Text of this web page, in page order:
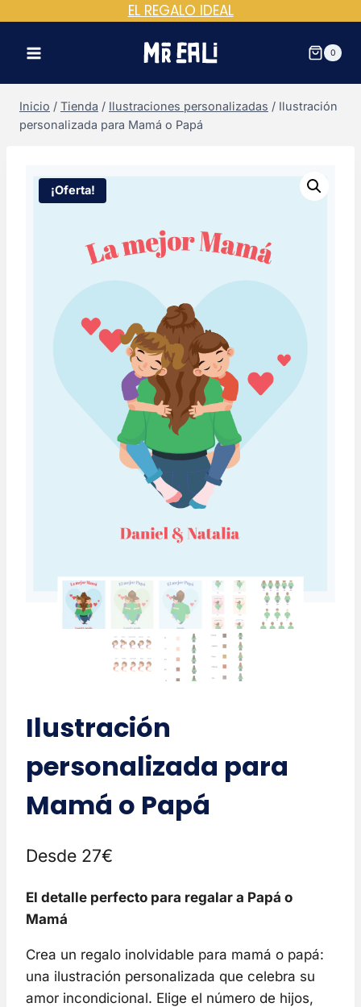
contenido
EL REGALO IDEAL
0
Inicio / Tienda / Ilustraciones personalizadas / Ilustración
personalizada para Mamá o Papá
¡Oferta!
Ilustración
personalizada para
Mamá o Papá
Desde 27€
El detalle perfecto para regalar a Papá o
Mamá
Crea un regalo inolvidable para mamá o papá:
una ilustración personalizada que celebra su
amor incondicional. Elige el número de hijos,